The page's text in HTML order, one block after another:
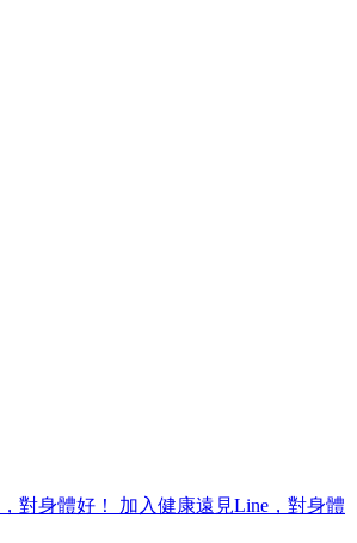
加入健康遠見Line，對身體